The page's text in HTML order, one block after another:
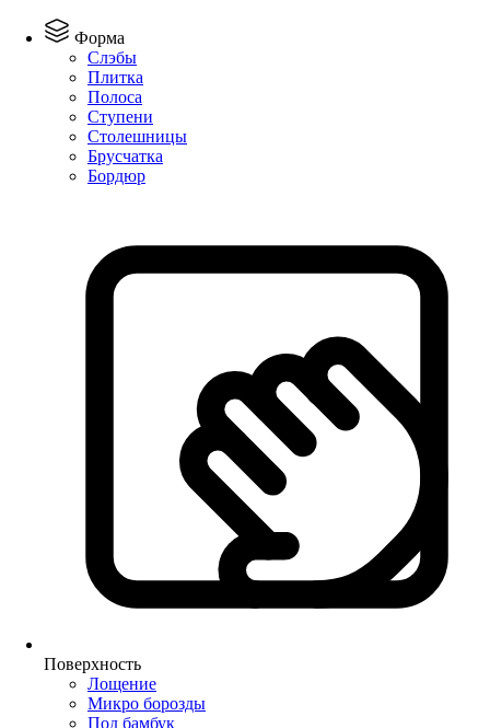
Форма
Слэбы
Плитка
Полоса
Ступени
Столешницы
Брусчатка
Бордюр
Поверхность
Лощение
Микро борозды
Под бамбук